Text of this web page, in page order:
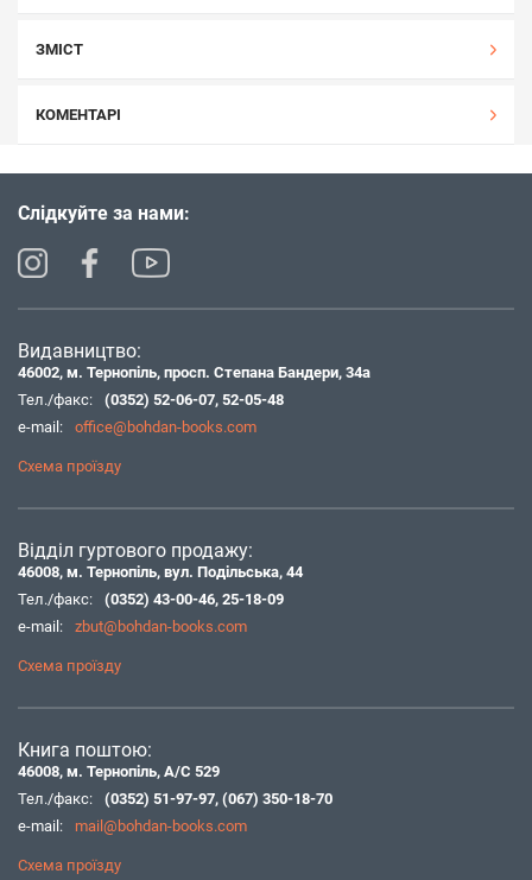
ЗМІСТ
КОМЕНТАРІ
Слідкуйте за нами:
Видавництво:
46002, м. Тернопіль, просп. Степана Бандери, 34а
Тел./факс:
(0352) 52-06-07, 52-05-48
e-mail:
office@bohdan-books.com
Схема проїзду
Відділ гуртового продажу:
46008, м. Тернопіль, вул. Подільська, 44
Тел./факс:
(0352) 43-00-46, 25-18-09
e-mail:
zbut@bohdan-books.com
Схема проїзду
Книга поштою:
46008, м. Тернопіль, А/С 529
Тел./факс:
(0352) 51-97-97, (067) 350-18-70
e-mail:
mail@bohdan-books.com
Схема проїзду